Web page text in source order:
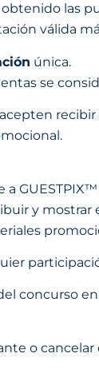
las
válida
única.
se
y
concurso
o